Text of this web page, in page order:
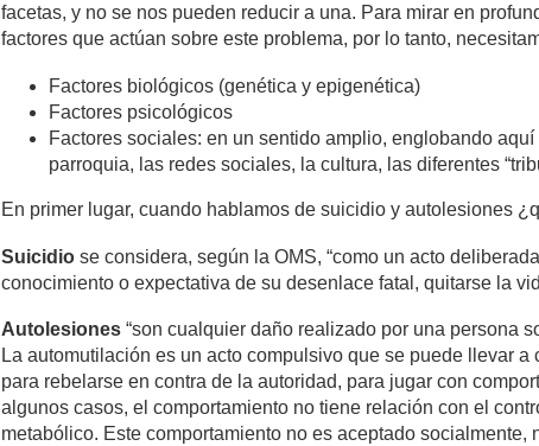
facetas, y no se nos pueden reducir a una. Para mirar en
factores que actúan sobre este problema, por lo tanto,
Factores biológicos (genética y epigenética)
Factores psicológicos
Factores sociales: en un sentido amplio, englobando
parroquia, las redes sociales, la cultura, las diferentes
En primer lugar, cuando hablamos de suicidio y autolesiones
Suicidio se considera, según la OMS, “como un acto
conocimiento o expectativa de su desenlace fatal, quitarse la
Autolesiones “son cualquier daño realizado por una persona
La automutilación es un acto compulsivo que se puede llevar
para rebelarse en contra de la autoridad, para jugar con
algunos casos, el comportamiento no tiene relación con el
metabólico. Este comportamiento no es aceptado